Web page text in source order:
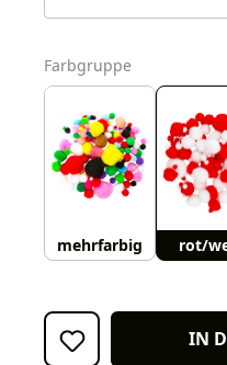
Farbgruppe
mehrfarbig rot/
IN